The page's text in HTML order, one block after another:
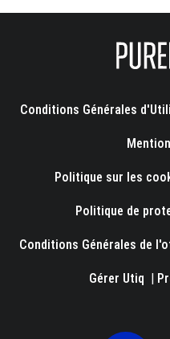
Conditions Générales
Politique sur les
Politique de
Conditions Générales de
Gérer Utiq |